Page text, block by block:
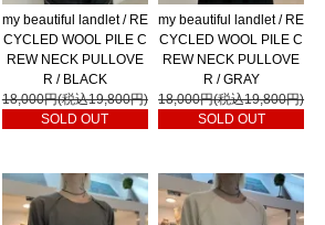
my beautiful landlet / RE
CYCLED WOOL PILE C
REW NECK PULLOVE
R / BLACK
18,000円(税込19,800円)
SOLD OUT
my beautiful landlet / RE
CYCLED WOOL PILE C
REW NECK PULLOVE
R / GRAY
18,000円(税込19,800円)
SOLD OUT